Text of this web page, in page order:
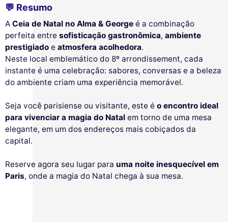
💬 Resumo
A Ceia de Natal no Alma & George é a combinação
perfeita entre sofisticação gastronômica, ambiente
prestigiado e atmosfera acolhedora.
Neste local emblemático do 8º arrondissement, cada
instante é uma celebração: sabores, conversas e a beleza
do ambiente criam uma experiência memorável.
Seja você parisiense ou visitante, este é o encontro ideal
para vivenciar a magia do Natal em torno de uma mesa
elegante, em um dos endereços mais cobiçados da
capital.
Reserve agora seu lugar para uma noite inesquecível em
Paris, onde a magia do Natal chega à sua mesa.